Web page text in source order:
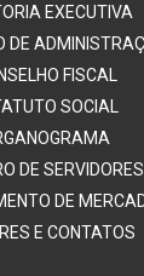
EXECUTIVA
DE
FISCAL
SOCIAL
DE SERVIDORES
DE
E CONTATOS